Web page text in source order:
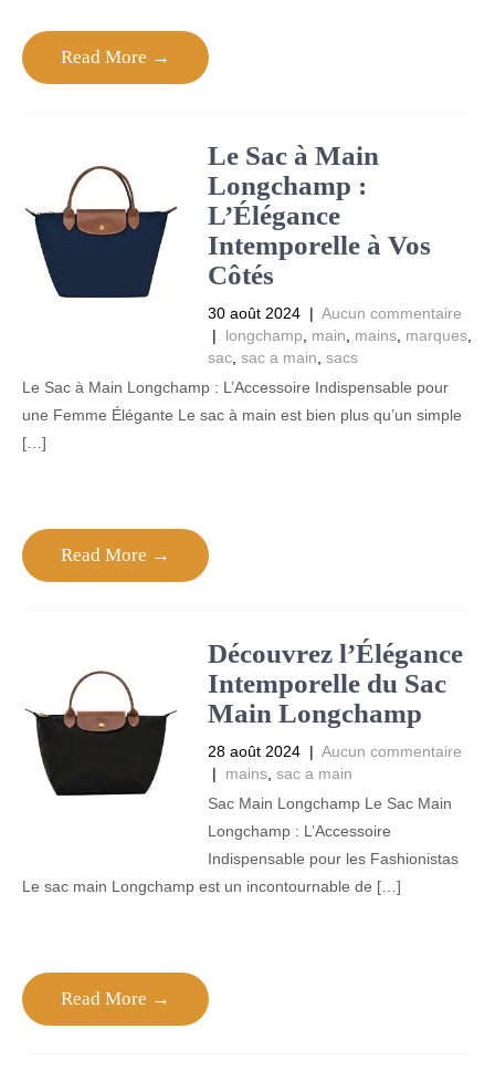
Read More →
Le Sac à Main
Longchamp :
L’Élégance
Intemporelle à Vos
Côtés
30 août 2024 | Aucun commentaire
| longchamp main mains, marques,
sac, sac a main sacs
Le Sac à Main Longchamp : L’Accessoire Indispensable pour
une Femme Élégante Le sac à main est bien plus qu’un simple
[…]
Read More →
Découvrez l’Élégance
Intemporelle du Sac
Main Longchamp
28 août 2024 | Aucun commentaire
| mains, sac a main
Sac Main Longchamp Le Sac Main
Longchamp : L’Accessoire
Indispensable pour les Fashionistas
Le sac main Longchamp est un incontournable de […]
Read More →